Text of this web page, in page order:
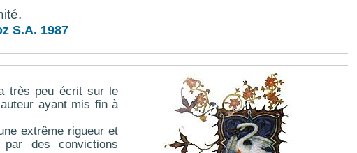
S.A. 1987
très peu écrit sur le
ayant mis fin à
extrême rigueur et
des convictions